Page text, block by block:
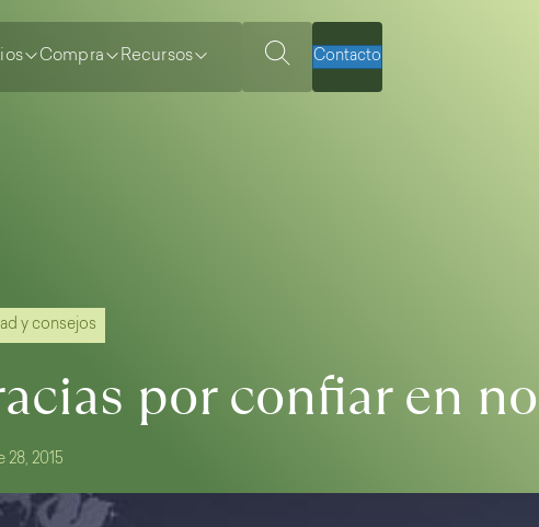
Compra Recursos Contacto
y consejos
por confiar en
28, 2015